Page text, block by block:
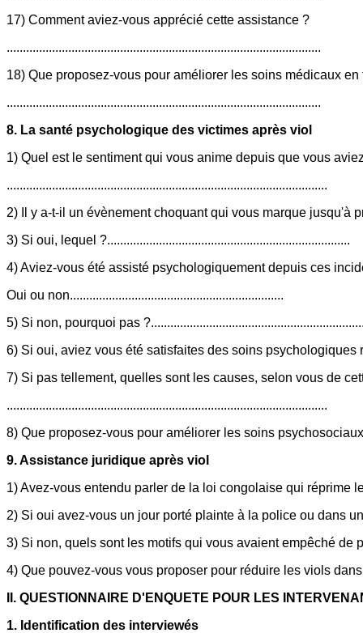
17) Comment aviez-vous apprécié cette assistance ?
.................................................................................................
18) Que proposez-vous pour améliorer les soins médicaux
.................................................................................................
8. La santé psychologique des victimes après viol
1) Quel est le sentiment qui vous anime depuis que vous
...................................................................................................
2) Il y a-t-il un évènement choquant qui vous marque jusqu'à
3) Si oui, lequel ?...........................................................................
4) Aviez-vous été assisté psychologiquement depuis ces
Oui ou non..................................................................
5) Si non, pourquoi pas
6) Si oui, aviez vous été satisfaites des soins psychologiques
7) Si pas tellement, quelles sont les causes, selon vous de
...................................................................................................
8) Que proposez-vous pour améliorer les soins
9. Assistance juridique après viol
1) Avez-vous entendu parler de la loi congolaise qui réprime
2) Si oui avez-vous un jour porté plainte à la police ou dans
3) Si non, quels sont les motifs qui vous avaient empêché de
4) Que pouvez-vous vous proposer pour réduire les viols dans
II. QUESTIONNAIRE D'ENQUETE POUR LES
1. Identification des interviewés